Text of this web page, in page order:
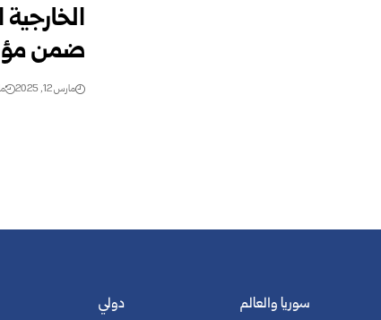
ضمن
مارس 12, 2025
سوريا والعالم دولي